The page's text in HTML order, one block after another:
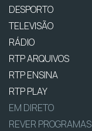
DESPORTO
TELEVISÃO
RÁDIO
RTP ARQUIVOS
RTP ENSINA
RTP PLAY
EM DIRETO
REVER PROGRAMAS